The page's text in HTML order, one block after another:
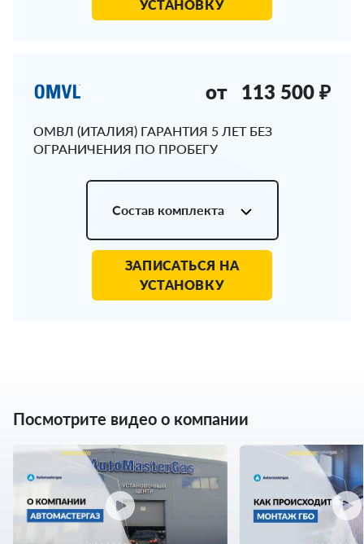
УСТАНОВКУ
ОМВЛ (ИТАЛИЯ) ГАРАНТИЯ 5 ЛЕТ БЕЗ
ОГРАНИЧЕНИЯ ПО ПРОБЕГУ
от 113 500 ₽
Состав комплекта
ЗАПИСАТЬСЯ НА
УСТАНОВКУ
Посмотрите видео о компании